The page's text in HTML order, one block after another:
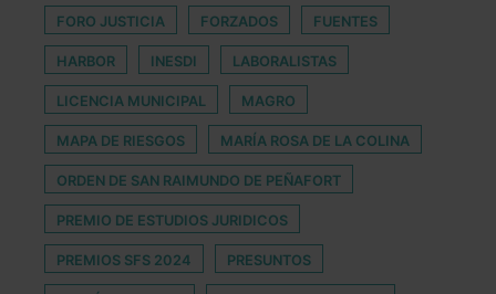
FORO JUSTICIA FORZADOS FUENTES
HARBOR INESDI LABORALISTAS
LICENCIA MUNICIPAL MAGRO
MAPA DE RIESGOS MARÍA ROSA DE LA COLINA
ORDEN DE SAN RAIMUNDO DE PEÑAFORT
PREMIO DE ESTUDIOS JURIDICOS
PREMIOS SFS 2024 PRESUNTOS